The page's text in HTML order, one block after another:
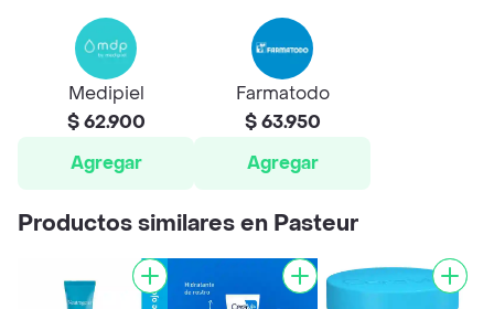
Medipiel
$ 62.900
Agregar
Farmatodo
$ 63.950
Agregar
Productos similares en Pasteur